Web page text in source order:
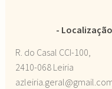
R. do Casal CCI-100,
2410-068 Leiria